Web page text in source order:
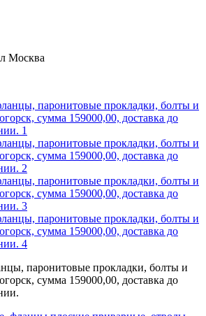
паронитовые прокладки, болты и
сумма 159000,00, доставка до